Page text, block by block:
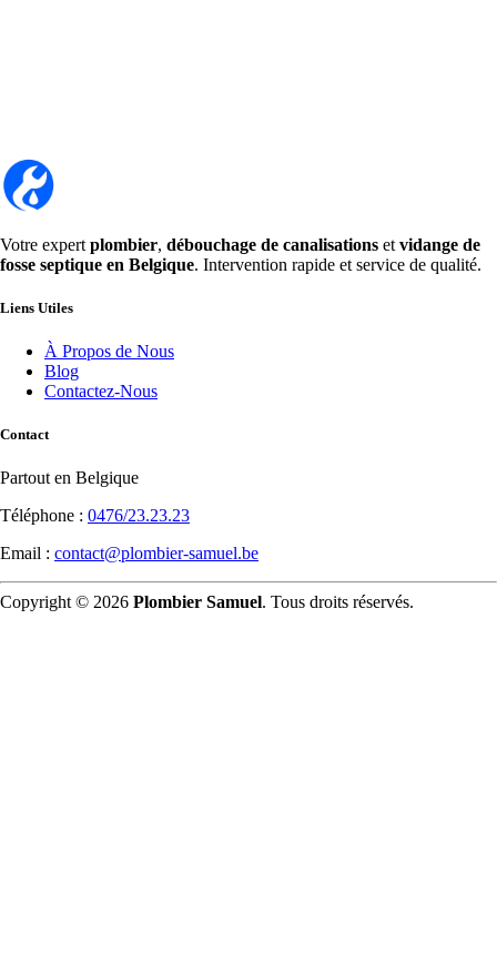
Votre expert plombier, débouchage de canalisations et vidange de
fosse septique en Belgique. Intervention rapide et service de qualité.
Liens Utiles
À Propos de Nous
Blog
Contactez-Nous
Contact
Partout en Belgique
Téléphone : 0476/23.23.23
Email : contact@plombier-samuel.be
Copyright © 2026 Plombier Samuel. Tous droits réservés.